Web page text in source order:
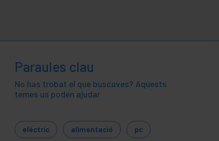
Paraules clau
No has trobat el que buscaves? Aquests
temes us poden ajudar
elèctric alimentació pc